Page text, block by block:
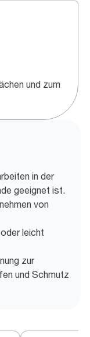
und zum
in der
geeignet ist.
von
leicht
zur
und Schmutz